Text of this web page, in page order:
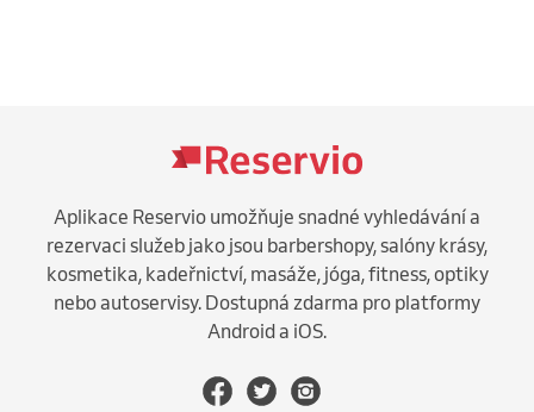
Aplikace Reservio umožňuje snadné vyhledávání a
rezervaci služeb jako jsou barbershopy, salóny krásy,
kosmetika, kadeřnictví, masáže, jóga, fitness, optiky
nebo autoservisy. Dostupná zdarma pro platformy
Android a iOS.